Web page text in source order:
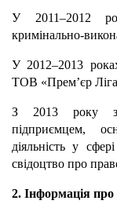
У 2011–2012
кримінально-
У 2012–2013
ТОВ «Прем’єр
З 2013 року
підприємцем,
діяльність у
свідоцтво про
2. Інформація про